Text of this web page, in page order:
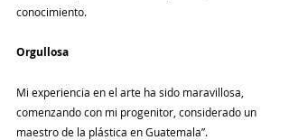
conocimiento.
Orgullosa
Mi experiencia en el arte ha sido maravillosa,
comenzando con mi progenitor, considerado un
maestro de la plástica en Guatemala”.